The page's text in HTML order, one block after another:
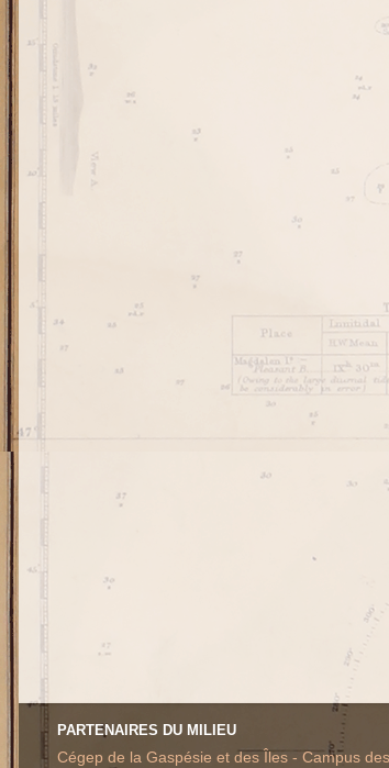
PARTENAIRES DU MILIEU
Cégep de la Gaspésie et des Îles - Campus